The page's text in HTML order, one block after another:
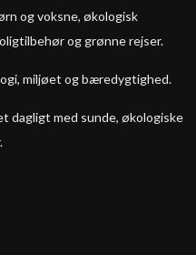
og voksne, økologisk
og grønne rejser.
miljøet og bæredygtighed.
dagligt med sunde, økologiske